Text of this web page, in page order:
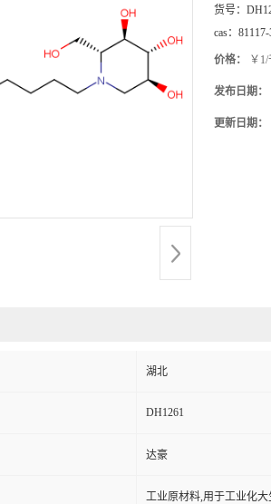
货号：
cas：
价格： ￥
发布日期：
更新日期：
湖北
DH1261
达豪
工业原材料,用于工业化大